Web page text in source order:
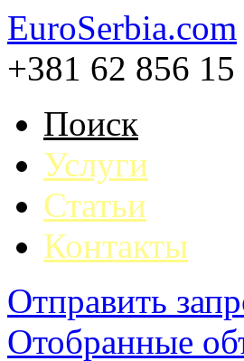
EuroSerbia.com
+381 62 856
Поиск
Услуги
Статьи
Контакты
Отправить
Отобранные